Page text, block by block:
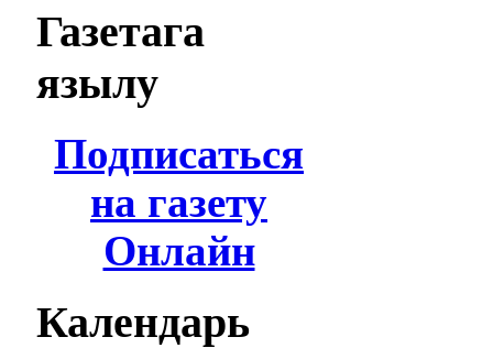
Газетага
язылу
Подписаться
на газету
Онлайн
Календарь